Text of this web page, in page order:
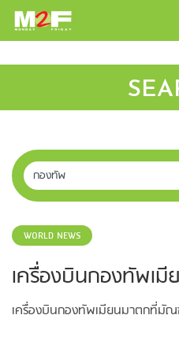
WORLD NEWS
เครื่องบินกองทัพเ
เครื่องบินกองทัพเมียนมาตกที่มัณ